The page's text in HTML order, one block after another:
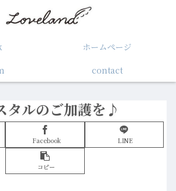
ホームぺージ
contact
タルのご加護を♪
Facebook LINE
コピー